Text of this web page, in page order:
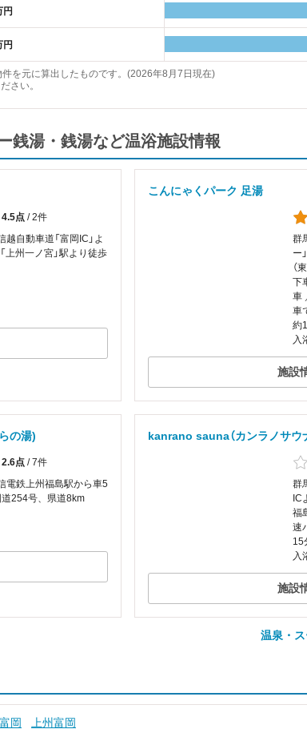
円
円
を元に算出したものです。(2026年8月7日現在)
さい。
銭湯・銭湯など温浴施設情報
4.5点 /2件
自動車道「富岡IC」よ
上州一ノ宮」駅より徒歩
こんにゃくパーク 足湯
群
ー
（
下
車
車
約
入
施設
の湯)
2.6点 /7件
電鉄上州福島駅から車5
254号、県道8km
kanrano sauna（カンラノサウナ
群
IC
福
速
15
入
施設
温泉・
岡 上州富岡